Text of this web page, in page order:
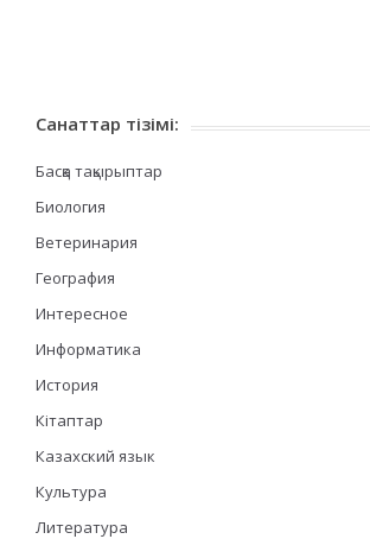
Санаттар тізімі:
Басқа тақырыптар
Биология
Ветеринария
География
Интересное
Информатика
История
Кітаптар
Казахский язык
Культура
Литература